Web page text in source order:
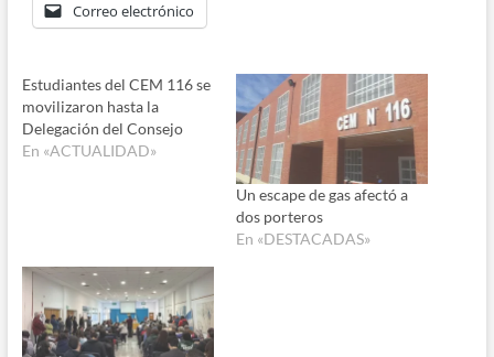
Correo electrónico
Estudiantes del CEM 116 se
movilizaron hasta la
Delegación del Consejo
En «ACTUALIDAD»
Un escape de gas afectó a
dos porteros
En «DESTACADAS»